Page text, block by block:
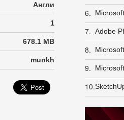
Англи
1
678.1 MB
munkh
6.
7. Adobe
8.
9.
10.